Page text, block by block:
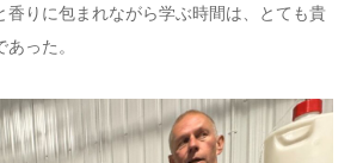
香りに包まれながら学ぶ時間は、とても貴
った。